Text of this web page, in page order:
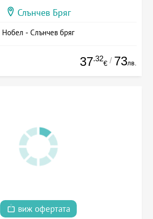
Слънчев Бряг
Нобел - Слънчев бряг
37.32
€ / 73лв.
виж офертата